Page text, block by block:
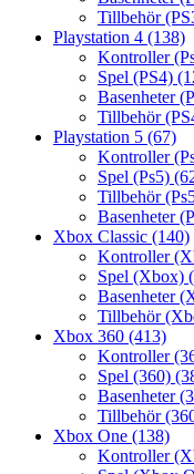
Tillbehör
Playstation 4 (138)
Kontroller
Spel (PS4)
Basenheter
Tillbehör
Playstation 5 (67)
Kontroller
Spel (Ps5)
Tillbehör
Basenheter
Xbox Classic (140)
Kontroller
Spel (Xbox)
Basenheter
Tillbehör
Xbox 360 (413)
Kontroller
Spel (360)
Basenheter
Tillbehör
Xbox One (138)
Kontroller